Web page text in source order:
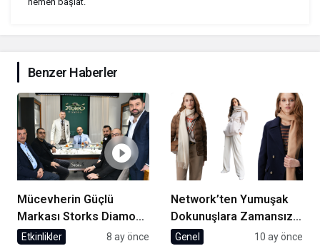
Benzer Haberler
Mücevherin Güçlü
Markası Storks Diamond
Beylikdüzü’nde Açıldı
Etkinlikler 8 ay önce
Network’ten Yumuşak
Dokunuşlara Zamansız
Şıklık
Genel 10 ay önce